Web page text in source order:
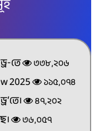
তে ৩৩৮,২০৬
2025 ১১৫,০৭৪
৪৭,২০২
৩৬,০৫৭